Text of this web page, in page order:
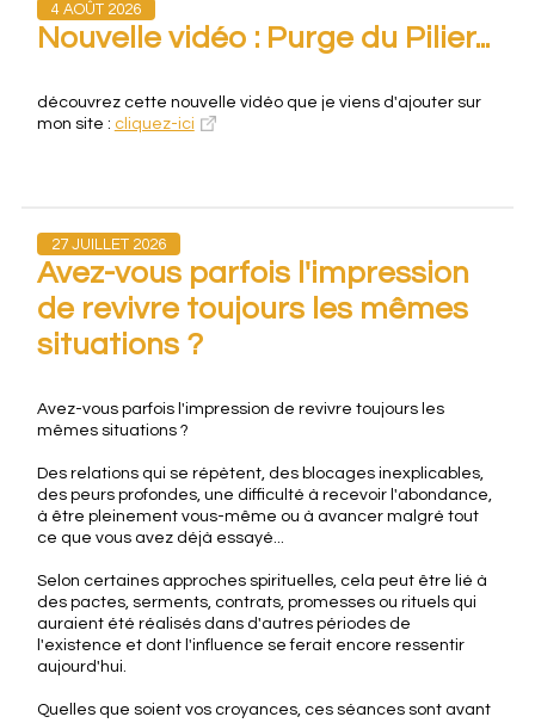
4 AOÛT 2026
Nouvelle vidéo : Purge du Pilier...
découvrez cette nouvelle vidéo que je viens d'ajouter sur
mon site : cliquez-ici
27 JUILLET 2026
Avez-vous parfois l'impression
de revivre toujours les mêmes
situations ?
Avez-vous parfois l'impression de revivre toujours les
mêmes situations ?
Des relations qui se répètent, des blocages inexplicables,
des peurs profondes, une difficulté à recevoir l'abondance,
à être pleinement vous-même ou à avancer malgré tout
ce que vous avez déjà essayé...
Selon certaines approches spirituelles, cela peut être lié à
des pactes, serments, contrats, promesses ou rituels qui
auraient été réalisés dans d'autres périodes de
l'existence et dont l'influence se ferait encore ressentir
aujourd'hui.
Quelles que soient vos croyances, ces séances sont avant